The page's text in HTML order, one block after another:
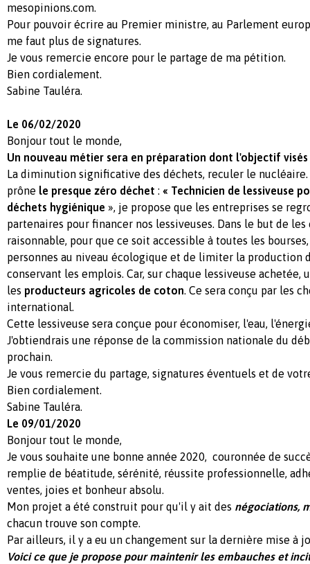
mesopinions.com.
Pour pouvoir écrire au Premier ministre, au Parlement
me faut plus de signatures.
Je vous remercie encore pour le partage de ma pétition.
Bien cordialement.
Sabine Tauléra.
Le 06/02/2020
Bonjour tout le monde,
Un nouveau métier sera en préparation dont l'objectif visés
La diminution significative des déchets, reculer le
prône le presque zéro déchet : « Technicien de lessiveuse
déchets hygiénique », je propose que les entreprises se
partenaires pour financer nos lessiveuses. Dans le but de
raisonnable, pour que ce soit accessible à toutes les
personnes au niveau écologique et de limiter la production
conservant les emplois. Car, sur chaque lessiveuse achetée,
les producteurs agricoles de coton. Ce sera conçu par les
international.
Cette lessiveuse sera conçue pour économiser, l'eau,
J'obtiendrais une réponse de la commission nationale du
prochain.
Je vous remercie du partage, signatures éventuels et de
Bien cordialement.
Sabine Tauléra.
Le 09/01/2020
Bonjour tout le monde,
Je vous souhaite une bonne année 2020, couronnée de
remplie de béatitude, sérénité, réussite professionnelle,
ventes, joies et bonheur absolu.
Mon projet a été construit pour qu'il y ait des négociations,
chacun trouve son compte.
Par ailleurs, il y a eu un changement sur la dernière mise à
Voici ce que je propose pour maintenir les embauches et